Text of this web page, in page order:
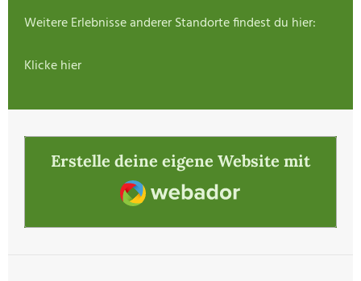
a
r
Weitere Erlebnisse anderer Standorte findest du hier:
Klicke hier
Erstelle deine eigene Website mit
Webador